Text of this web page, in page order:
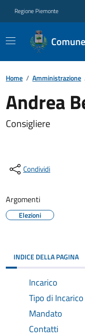
Regione Piemonte
Home / Amministrazione
Andrea
Consigliere
Condividi
Argomenti
Elezioni
INDICE DELLA PAGINA
Incarico
Tipo di Incarico
Mandato
Contatti